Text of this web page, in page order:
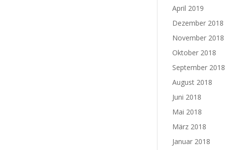
April 2019
Dezember 2018
November 2018
Oktober 2018
September 2018
August 2018
Juni 2018
Mai 2018
März 2018
Januar 2018